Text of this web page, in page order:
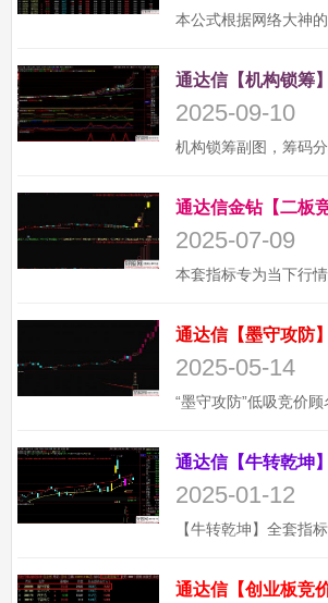
2025-09-10
2025-07-09
2025-05-14
2025-01-12
通达信【创业板竞